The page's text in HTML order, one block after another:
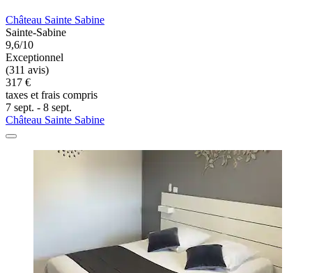
Château Sainte Sabine
Sainte-Sabine
9,6/10
Exceptionnel
(311 avis)
317 €
taxes et frais compris
7 sept. - 8 sept.
Château Sainte Sabine